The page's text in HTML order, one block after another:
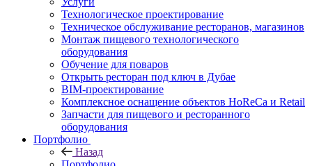
Технологическое проектирование
Техническое обслуживание ресторанов, магазинов
Монтаж пищевого технологического
оборудования
Обучение для поваров
Открыть ресторан под ключ в Дубае
BIM-проектирование
Комплексное оснащение объектов HoReCa и Retail
Запчасти для пищевого и ресторанного
оборудования
Портфолио
Назад